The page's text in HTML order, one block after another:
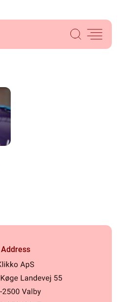
Address